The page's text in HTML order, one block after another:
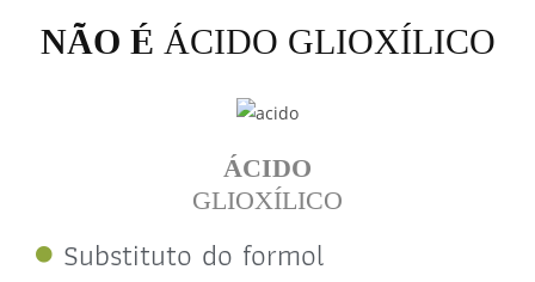
NÃO É ÁCIDO GLIOXÍLICO
ÁCIDO
GLIOXÍLICO
Substituto do formol